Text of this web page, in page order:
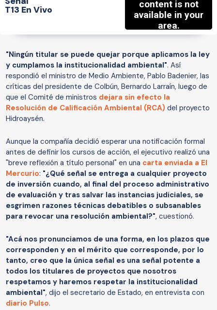
T13 En Vivo
"Ningún titular se puede quejar porque aplicamos la ley
y cumplamos la institucionalidad ambiental". Así
respondió el ministro de Medio Ambiente, Pablo Badenier, las
críticas del presidente de Colbún, Bernardo Larraín, luego de
que el Comité de ministros dejara sin efecto la
Resolución de Calificación Ambiental (RCA) del proyecto
Hidroaysén.
Aunque la compañía decidió esperar una notificación formal
antes de definir los cursos de acción, el ejecutivo realizó una
"breve reflexión a título personal" en una carta enviada a El
Mercurio: "¿Qué señal se entrega a cualquier proyecto
de inversión cuando, al final del proceso administrativo
de evaluación y tras salvar las instancias judiciales, se
esgrimen razones técnicas debatibles o subsanables
para revocar una resolución ambiental?", cuestionó.
"Acá nos pronunciamos de una forma, en los plazos que
corresponden y en el mérito que corresponde, por lo
tanto, creo que la única señal es una señal potente a
todos los titulares de proyectos que nosotros
respetamos y haremos respetar la institucionalidad
ambiental", dijo el secretario de Estado, en entrevista con
diario Pulso.